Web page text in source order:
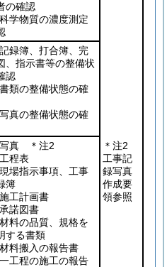
の確認
学物質の濃度測定
録簿、打合簿、完
、指示書等の整備状
認
類の整備状態の確
真の整備状態の確
真 ＊注2
程表
場指示事項、工事
簿
工計画書
諾図書
料の品質、規格を
する書類
料搬入の報告書
工程の施工の報告
＊注2
工事記
録写真
作成要
領参照